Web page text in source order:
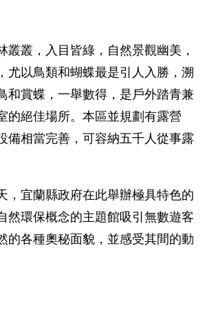
叢叢，入目皆綠，自然景觀幽美，
尤以鳥類和蝴蝶最是引人入勝，溯
和賞蝶，一舉數得，是戶外踏青兼
的絕佳場所。本區並規劃有露營
備相當完善，可容納五千人從事露
，宜蘭縣政府在此舉辦極具特色的
然環保概念的主題館吸引無數遊客
的各種奧秘面貌，並感受其間的動